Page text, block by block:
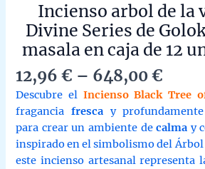
Incienso arbol de la
Divine Series de
masala en caja de 12
12,96€ – 648,00€
Descubre el Incienso Black Tree
fraganciafresca y profundamente
para crear un ambiente decalma y
inspirado en el simbolismo del Árbol
este incienso artesanal representa